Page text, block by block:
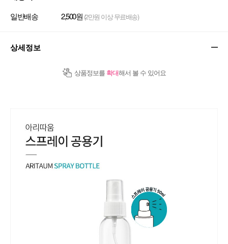
일반배송 2,500원 (2만원 이상 무료배송)
상세정보
상품정보를 확대해서 볼 수 있어요